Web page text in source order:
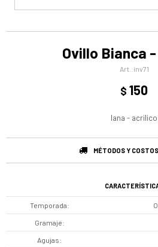
Ovillo Bianca
inv71
$ 150
lana - acrilico
MÉTODOS Y
Temporada
Gramaje
Agujas